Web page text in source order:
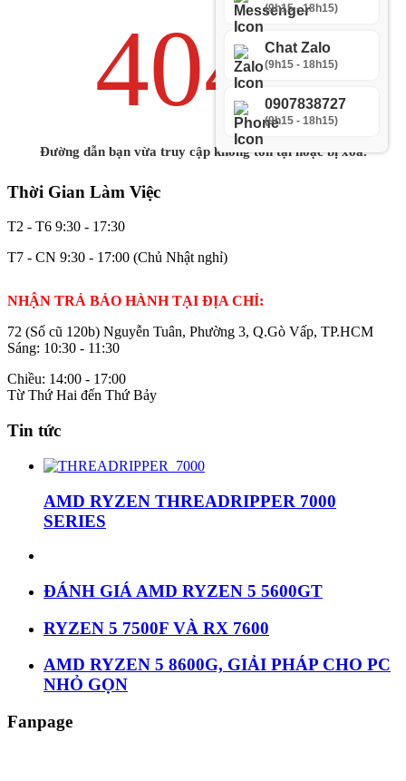
404 ERROR
Đường dẫn bạn vừa truy cập không tồn tại hoặc bị xóa.
Thời Gian Làm Việc
T2 - T6 9:30 - 17:30
T7 - CN 9:30 - 17:00 (Chủ Nhật nghỉ)
NHẬN TRẢ BẢO HÀNH TẠI ĐỊA CHỈ:
72 (Số cũ 120b) Nguyễn Tuân, Phường 3, Q.Gò Vấp, TP.HCM
Sáng: 10:30 - 11:30
Chiều: 14:00 - 17:00
Từ Thứ Hai đến Thứ Bảy
Tin tức
AMD RYZEN THREADRIPPER 7000
SERIES
ĐÁNH GIÁ AMD RYZEN 5 5600GT
RYZEN 5 7500F VÀ RX 7600
AMD RYZEN 5 8600G, GIẢI PHÁP CHO PC
NHỎ GỌN
Fanpage
(9h15 - 18h15)
Chat Zalo
(9h15 - 18h15)
0907838727
(9h15 - 18h15)